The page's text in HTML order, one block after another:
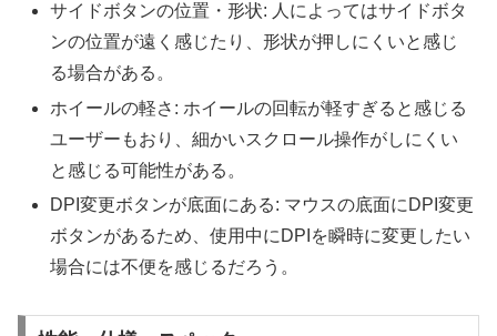
サイドボタンの位置・形状: 人によってはサイドボタ
ンの位置が遠く感じたり、形状が押しにくいと感じ
る場合がある。
ホイールの軽さ: ホイールの回転が軽すぎると感じる
ユーザーもおり、細かいスクロール操作がしにくい
と感じる可能性がある。
DPI変更ボタンが底面にある: マウスの底面にDPI変更
ボタンがあるため、使用中にDPIを瞬時に変更したい
場合には不便を感じるだろう。